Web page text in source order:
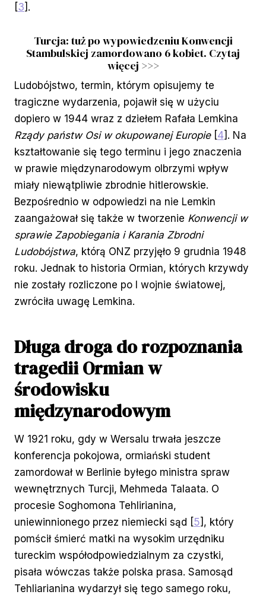
[3].
Turcja: tuż po wypowiedzeniu Konwencji
Stambulskiej zamordowano 6 kobiet. Czytaj
więcej >>>
Ludobójstwo, termin, którym opisujemy te
tragiczne wydarzenia, pojawił się w użyciu
dopiero w 1944 wraz z dziełem Rafała Lemkina
Rządy państw Osi w okupowanej Europie[4]. Na
kształtowanie się tego terminu i jego znaczenia
w prawie międzynarodowym olbrzymi wpływ
miały niewątpliwie zbrodnie hitlerowskie.
Bezpośrednio w odpowiedzi na nie Lemkin
zaangażował się także w tworzenie Konwencji w
sprawie Zapobiegania i Karania Zbrodni
Ludobójstwa, którą ONZ przyjęło 9 grudnia 1948
roku. Jednak to historia Ormian, których krzywdy
nie zostały rozliczone po I wojnie światowej,
zwróciła uwagę Lemkina.
Długa droga do rozpoznania
tragedii Ormian w
środowisku
międzynarodowym
W 1921 roku, gdy w Wersalu trwała jeszcze
konferencja pokojowa, ormiański student
zamordował w Berlinie byłego ministra spraw
wewnętrznych Turcji, Mehmeda Talaata. O
procesie Soghomona Tehlirianina,
uniewinnionego przez niemiecki sąd [5], który
pomścił śmierć matki na wysokim urzędniku
tureckim współodpowiedzialnym za czystki,
pisała wówczas także polska prasa. Samosąd
Tehliarianina wydarzył się tego samego roku,